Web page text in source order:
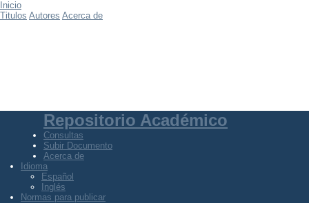
Inicio
Titulos Autores Acerca de
Repositorio Académico
Consultas
Subir Documento
Acerca de
Idioma
Español
Inglés
Normas para publicar